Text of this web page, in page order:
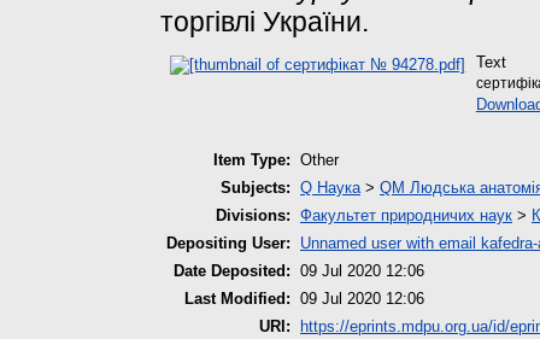
торгівлі України.
Text
Item Type: Other
Subjects: Q Наука > QM Людська
Divisions: Факультет природничих наук >
Depositing User:
Unnamed user with email
Date Deposited: 09 Jul 2020 12:06
Last Modified: 09 Jul 2020 12:06
URI:
https://eprints.mdpu.org.ua/id/